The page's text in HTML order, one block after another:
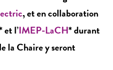
, et en collaboration
et l’IMEP-LaCH* durant
la Chaire y seront